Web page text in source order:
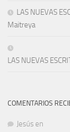
LAS NUEVAS
Maitreya
LAS NUEVAS
COMENTARIOS
Jesús en